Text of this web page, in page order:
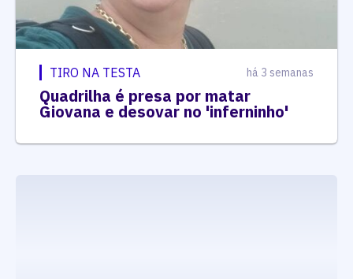
TIRO NA TESTA há 3 semanas
Quadrilha é presa por matar
Giovana e desovar no 'inferninho'